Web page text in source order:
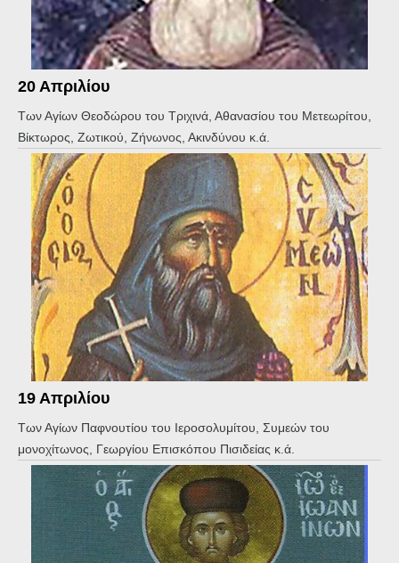
20 Απριλίου
Των Αγίων Θεοδώρου του Τριχινά, Αθανασίου του Μετεωρίτου,
Βίκτωρος, Ζωτικού, Ζήνωνος, Ακινδύνου κ.ά.
19 Απριλίου
Των Αγίων Παφνουτίου του Ιεροσολυμίτου, Συμεών του
μονοχίτωνος, Γεωργίου Επισκόπου Πισιδείας κ.ά.